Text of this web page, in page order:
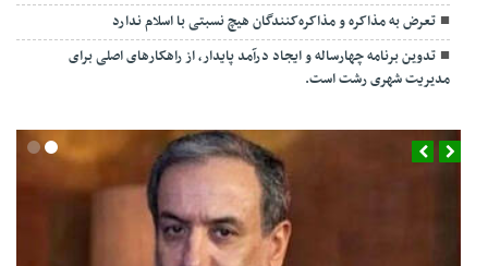
تعرض به مذاکره و مذاکره‌کنندگان هیچ نسبتی با اسلام ندارد
تدوین برنامه چهارساله و ایجاد درآمد پایدار، از راهکارهای اصلی برای
مدیریت شهری رشت است.